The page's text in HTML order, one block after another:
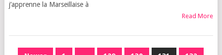
j’ap­prenne la Mar­seillaise à
Read More